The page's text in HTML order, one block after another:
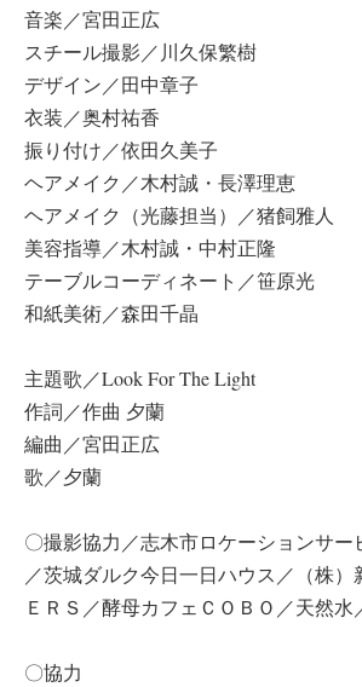
音楽／宮田正広
スチール撮影／川久保繁樹
デザイン／田中章子
衣装／奥村祐香
振り付け／依田久美子
ヘアメイク／木村誠・長澤理恵
ヘアメイク（光藤担当）／猪飼雅人
美容指導／木村誠・中村正隆
テーブルコーディネート／笹原光
和紙美術／森田千晶
主題歌／Look For The Light
作詞／作曲 夕蘭
編曲／宮田正広
歌／夕蘭
〇撮影協力／志木市ロケーションサー
／茨城ダルク今日一日ハウス／（株）
ＥＲＳ／酵母カフェＣＯＢＯ／天然水
〇協力